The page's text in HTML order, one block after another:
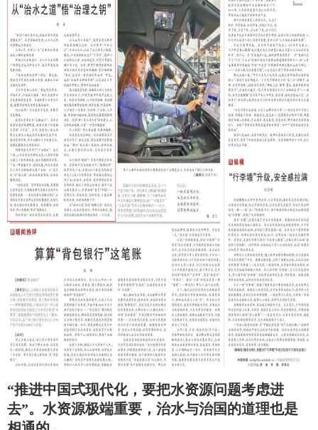
“推进中国式现代化，要把水资源问题考虑进
去”。水资源极端重要，治水与治国的道理也是